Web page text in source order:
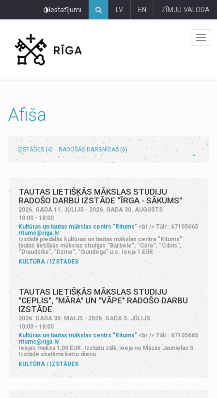
Iestatījumi LV EN ZĪMJU VALODA
Afiša
IZSTĀDES (4) RADOŠĀS DARBNĪCAS (6)
TAUTAS LIETIŠĶĀS MĀKSLAS STUDIJU
RADOŠO DARBU IZSTĀDE “ĪRGA - SĀKUMS”
2026. GADA 11. JŪLIJS - 2026. GADA 30. AUGUSTS
10:00 - 18:00
Kultūras un tautas mākslas centrs "Ritums"<br /> Tālr.: 67105665
ritums@riga.lv
Izstādē piedalās kultūras un tautas mākslas centra “Ritums”
tautas lietišķās mākslas studijas “Bārbele”, “Cēre”, “Cilnis”,
“Draudzība”, “Dzīne”, “Gundega” u.c. Ieeja 1 EUR
KULTŪRA
IZSTĀDES
TAUTAS LIETIŠĶĀS MĀKSLAS STUDIJU
"CEPLIS", "MĀRA" UN "VĀPE" RADOŠO DARBU
IZSTĀDE
2026. GADA 30. MAIJS - 2026. GADA 5. JŪLIJS
10:00 - 18:00
Kultūras un tautas mākslas centrs "Ritums" <br /> Tālr.: 67105665
ritums@riga.lv
Ieejas maksa 1,00 EUR. Izstāžu zālē, ieeja no Mazās Jaunielas 5.
Izstāde skatāma katru dienu.
KULTŪRA
IZSTĀDES